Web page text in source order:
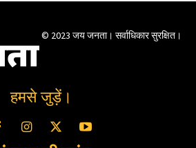
© 2023 जय जनता। सर्वाधिकार सुरक्षित।
हमसे जुड़ें।